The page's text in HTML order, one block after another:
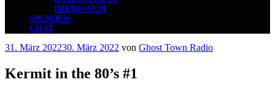
IMPRESSUM
SPENDEN
CHAT
Veröffentlicht
31. März 202230. März 2022 von Ghost Town Radio
Kermit in the 80’s #1